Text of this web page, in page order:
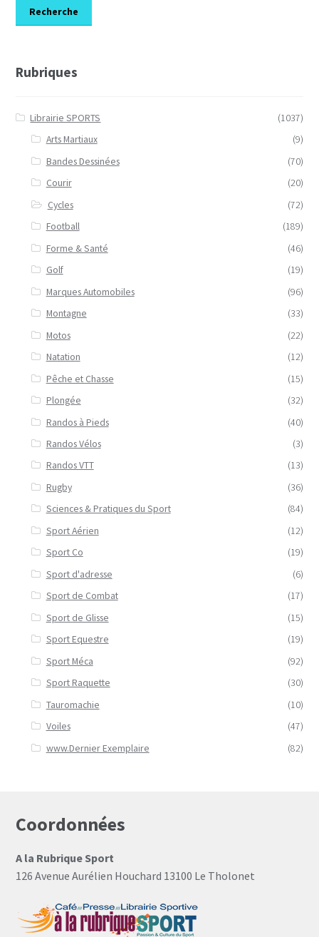
Recherche
Rubriques
Librairie SPORTS
(1037)
Arts Martiaux
(9)
Bandes Dessinées
(70)
Courir
(20)
Cycles
(72)
Football
(189)
Forme & Santé
(46)
Golf
(19)
Marques Automobiles
(96)
Montagne
(33)
Motos
(22)
Natation
(12)
Pêche et Chasse
(15)
Plongée
(32)
Randos à Pieds
(40)
Randos Vélos
(3)
Randos VTT
(13)
Rugby
(36)
Sciences & Pratiques du Sport
(84)
Sport Aérien
(12)
Sport Co
(19)
Sport d'adresse
(6)
Sport de Combat
(17)
Sport de Glisse
(15)
Sport Equestre
(19)
Sport Méca
(92)
Sport Raquette
(30)
Tauromachie
(10)
Voiles
(47)
www.Dernier Exemplaire
(82)
Coordonnées
A la Rubrique Sport
126 Avenue Aurélien Houchard 13100 Le Tholonet